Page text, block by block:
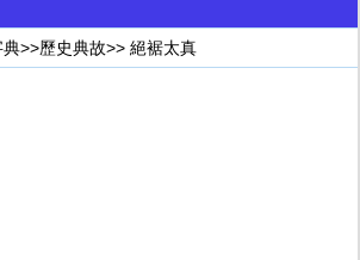
典>>歷史典故>> 絕裾太真